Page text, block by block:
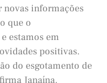
novas informações
que o
estamos em
positivas.
do esgotamento de
Janaína.